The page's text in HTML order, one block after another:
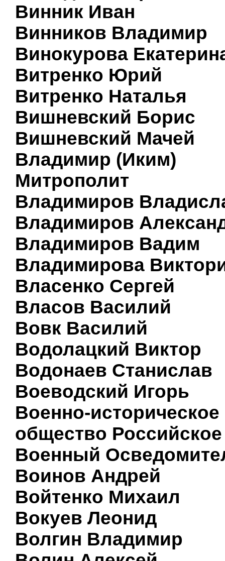
Винник Иван
Винников Владимир
Винокурова
Витренко Юрий
Витренко Наталья
Вишневский Борис
Вишневский Мачей
Владимир (Иким)
Митрополит
Владимиров
Владимиров
Владимиров Вадим
Владимирова
Власенко Сергей
Власов Василий
Вовк Василий
Водолацкий Виктор
Водонаев Станислав
Воеводский Игорь
Военно-историческое
общество Российское
Военный
Воинов Андрей
Войтенко Михаил
Вокуев Леонид
Волгин Владимир